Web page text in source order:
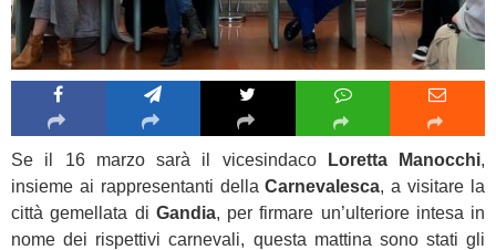
Se il 16 marzo sarà il vicesindaco Loretta Manocchi,
insieme ai rappresentanti dellaCarnevalesca, a visitare la
città gemellata di Gandia, per firmare un’ulteriore intesa in
nome dei rispettivi carnevali, questa mattina sono stati gli